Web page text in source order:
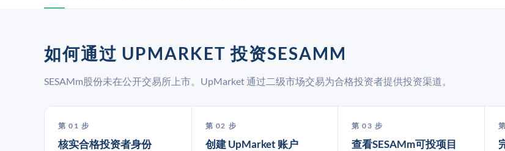
如何通过 UPMARKET 投资SESAMM
SESAMm股份未在公开交易所上市。UpMarket 通过二级市场交易为合格投资者提供投资渠道。
第 01 步
核实合格投资者身份
第 02 步
创建 UpMarket 账户
第 03 步
查看SESAMm可投项目